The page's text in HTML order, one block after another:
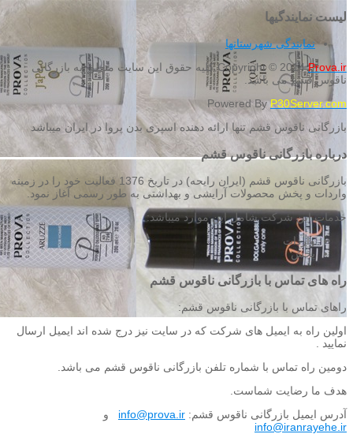
لیست نمایندگیها
نمایندگی شهرستانها
Copyright © 2014Prova.ir
کلیه حقوق این سایت متعلق به بازرگانی
ناقوس قشم می باشد.
Powered ByP30Server.com
بازرگانی ناقوس قشم تنها ارائه دهنده اسپری بدن پروا در ایران میباشد
درباره بازرگانی ناقوس قشم
بازرگانی ناقوس قشم (ایران رایحه) در تاریخ 1376 فعالیت خود را در زمینه
واردات و پخش محصولات آرایشی و بهداشتی به طور رسمی آغاز نمود.
خدمات این شرکت شامل این موارد میباشد:
واردات
پخش
راه های تماس با بازرگانی ناقوس قشم
راهای تماس با بازرگانی ناقوس قشم:
اولین راه به ایمیل های شرکت که در سایت نیز درج شده اند ایمیل ارسال
نمایید .
دومین راه تماس با شماره تلفن بازرگانی ناقوس قشم می باشد.
هدف ما رضایت شماست.
آدرس ایمیل بازرگانی ناقوس قشم: info@prova.ir و
info@iranrayehe.ir